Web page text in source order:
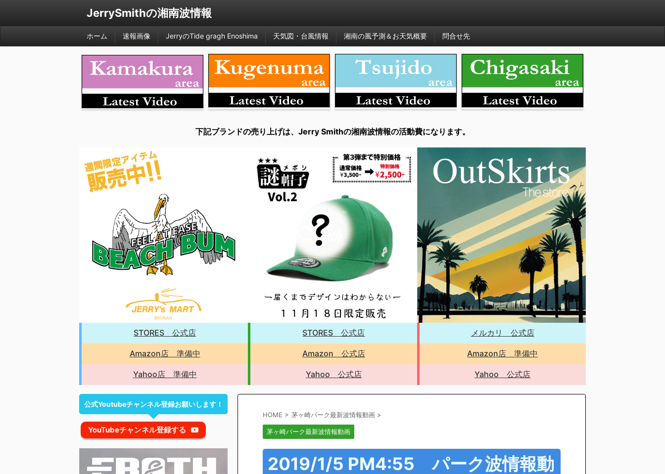
JerrySmithの湘南波情報
ホーム 速報画像 JerryのTide gragh Enoshima 天気図・台風情報 湘南の風予測＆お天気概要 問合せ先
下記ブランドの売り上げは、Jerry Smithの湘南波情報の活動費になります。
STORES 公式店
Amazon店 準備中
Yahoo店 準備中
STORES 公式店
Amazon 公式店
Yahoo 公式店
メルカリ 公式店
Amazon店 準備中
Yahoo 公式店
HOME > 茅ヶ崎パーク最新波情報動画 >
茅ヶ崎パーク最新波情報動画
2019/1/5 PM4:55 パーク波情報動
公式Youtubeチャンネル登録お願いします！
YouTubeチャンネル登録する